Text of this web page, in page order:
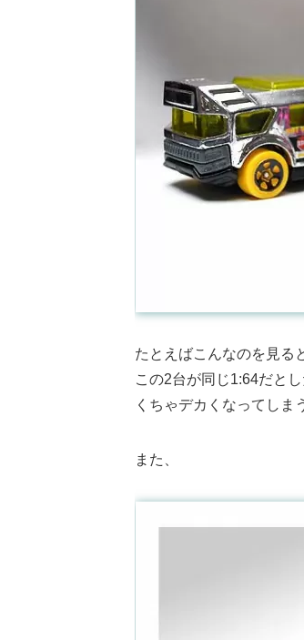
たとえばこんなのを見る
この2台が同じ1:64だと
くちゃデカくなってしま
また、